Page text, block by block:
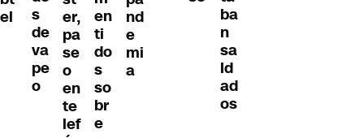
el
s
de
va
pe
o
er,
pa
se
o
en
te
lef
en
ti
do
s
so
br
e
nd
e
mi
a
ba
n
sa
ld
ad
os